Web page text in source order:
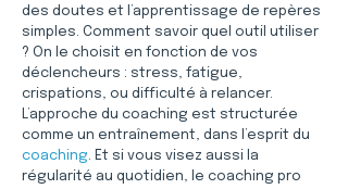
des doutes et l’apprentissage de repères
simples. Comment savoir quel outil utiliser
? On le choisit en fonction de vos
déclencheurs : stress, fatigue,
crispations, ou difficulté à relancer.
L’approche du coaching est structurée
comme un entraînement, dans l’esprit du
coaching. Et si vous visez aussi la
régularité au quotidien, le coaching pro